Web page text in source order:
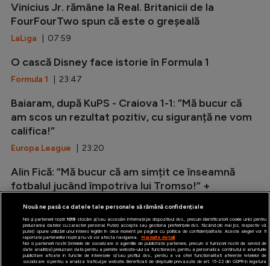
Vinicius Jr. rămâne la Real. Britanicii de la
FourFourTwo spun că este o greșeală
LaLiga | 07:59
O cască Disney face istorie în Formula 1
Formula 1 | 23:47
Baiaram, după KuPS - Craiova 1-1: ”Mă bucur că
am scos un rezultat pozitiv, cu siguranță ne vom
califica!”
Europa League | 23:20
Alin Fică: ”Mă bucur că am simțit ce înseamnă
fotbalul jucând împotriva lui Tromso!” +
Conference League| 22:52
Nouă ne pasă ca datele tale personale să rămână confidențiale
Noi și partenerii noștri 1019stocăm și/sau accesăm informații pe dispozitivul dvs., precum identificatorii cookie unici pentru
prelucrarea datelor cu caracter personal. Puteți accepta sau gestiona preferințele dvs. făcând clic mai jos, respectiv vă
puteți opune utilizării unui interes legitim în orice moment pe pagina cu politica de confidențialitate. Aceste alegeri vor fi
raportate partenerilor noștri și nu vă vor afecta navigarea.
Mai multe detalii
Noi si partenerii nostri (retelele de socializare si agentiile de publicitate partenere, precum si furnizorii nostri de servicii de
date analitice) prelucram date pentru a permite website-ului sa functioneze, pentru a personaliza continutul si anunturile
publicitare afisate in functie de interesele si/sau profilul dvs., pentru a va oferi functionalitati aferente retelelor de
socializare si pentru a analiza traficul pe website. Beneficiati de drepturile prevazute de art. 15-22 din GDPR in legatura